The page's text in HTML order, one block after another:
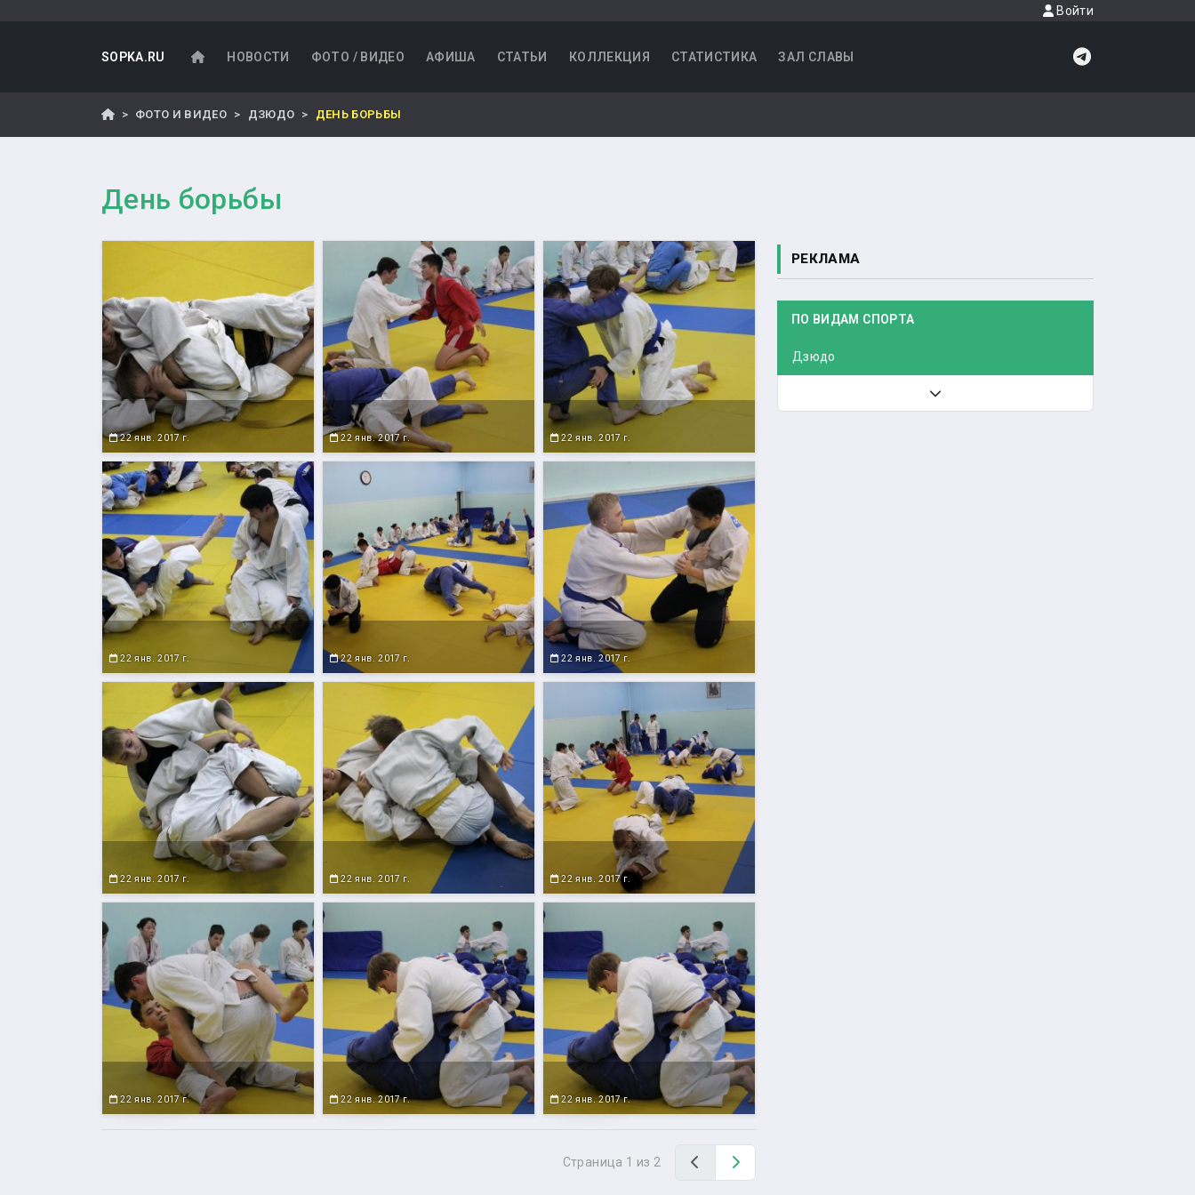
Войти
SOPKA.RU НОВОСТИ ФОТО / ВИДЕО АФИША СТАТЬИ КОЛЛЕКЦИЯ СТАТИСТИКА ЗАЛ СЛАВЫ
ФОТО И ВИДЕО ДЗЮДО ДЕНЬ БОРЬБЫ
День борьбы
22 янв. 2017 г. 22 янв. 2017 г. 22 янв. 2017 г.
22 янв. 2017 г. 22 янв. 2017 г. 22 янв. 2017 г.
22 янв. 2017 г. 22 янв. 2017 г. 22 янв. 2017 г.
22 янв. 2017 г. 22 янв. 2017 г. 22 янв. 2017 г.
Страница 1 из 2 Назад
РЕКЛАМА
ПО ВИДАМ СПОРТА
Дзюдо